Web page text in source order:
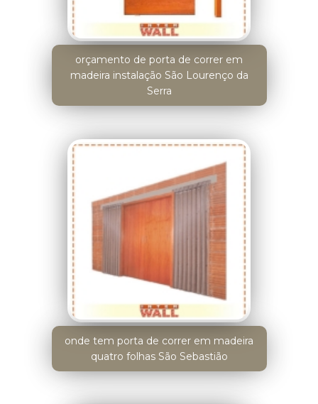
orçamento de porta de correr em
madeira instalação São Lourenço da
Serra
onde tem porta de correr em madeira
quatro folhas São Sebastião